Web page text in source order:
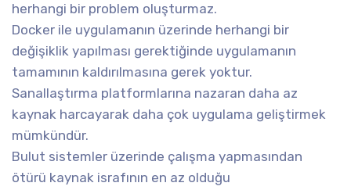
herhangi bir problem oluşturmaz.
Docker ile uygulamanın üzerinde herhangi bir
değişiklik yapılması gerektiğinde uygulamanın
tamamının kaldırılmasına gerek yoktur.
Sanallaştırma platformlarına nazaran daha az
kaynak harcayarak daha çok uygulama geliştirmek
mümkündür.
Bulut sistemler üzerinde çalışma yapmasından
ötürü kaynak israfının en az olduğu